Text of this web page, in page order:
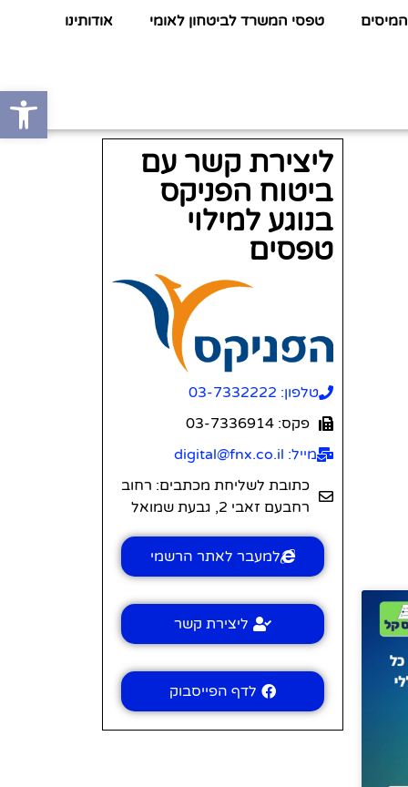
טפסי המשרד לביטחון לאומי אודותינו
ליצירת קשר עם
ביטוח הפניקס
בנוגע למילוי
טפסים
טלפון: 03-7332222
פקס: 03-7336914
מייל: digital@fnx.co.il
כתובת לשליחת מכתבים: רחוב
רחבעם זאבי 2, גבעת שמואל
למעבר לאתר הרשמי
ליצירת קשר
לדף הפייסבוק
פתח